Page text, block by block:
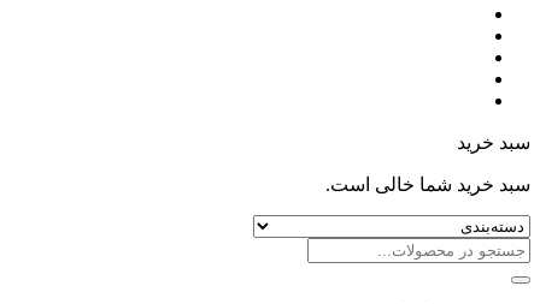
سبد خرید
سبد خرید شما خالی است.